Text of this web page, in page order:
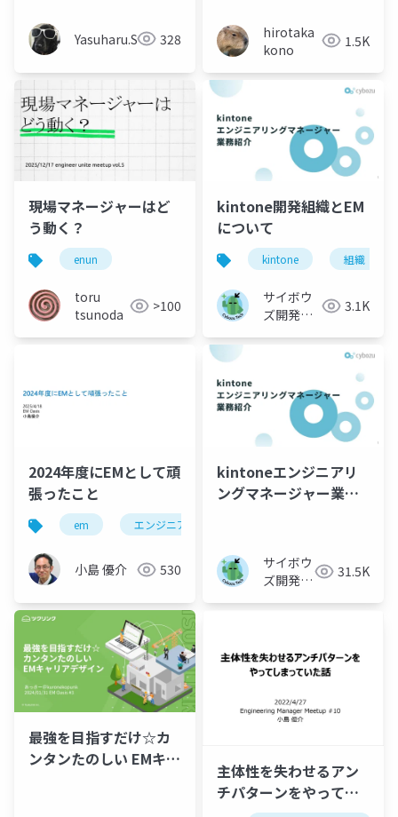
Yasuharu.S 328
hirotaka
kono
1.5K
現場マネージャーはど
う動く？
enun
toru
tsunoda
>100
kintone開発組織とEM
について
kintone 組織
サイボウ
ズ開発本
3.1K
2024年度にEMとして頑
張ったこと
em エンジニアリングマネージャー
小島 優介 530
kintoneエンジニアリ
ングマネージャー業務
サイボウ
ズ開発本
31.5K
最強を目指すだけ☆カ
ンタンたのしい EMキャ
主体性を失わせるアン
チパターンをやってし